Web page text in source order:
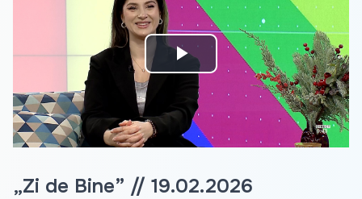
Play
Video
„Zi de Bine” // 19.02.2026